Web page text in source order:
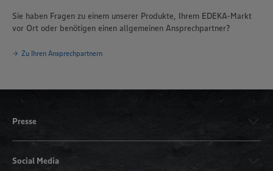
Sie haben Fragen zu einem unserer Produkte, Ihrem EDEKA-Markt
vor Ort oder benötigen einen allgemeinen Ansprechpartner?
Zu Ihren Ansprechpartnern
Presse
Social Media